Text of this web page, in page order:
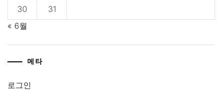
30
31
« 6월
메타
로그인